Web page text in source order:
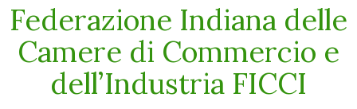
Federazione Indiana delle
Camere di Commercio e
dell’Industria FICCI